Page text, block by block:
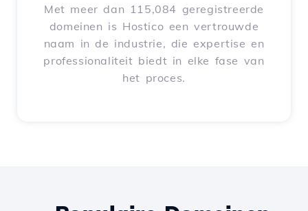
Met meer dan 115,084 geregistreerde
domeinen is Hostico een vertrouwde
naam in de industrie, die expertise en
professionaliteit biedt in elke fase van
het proces.